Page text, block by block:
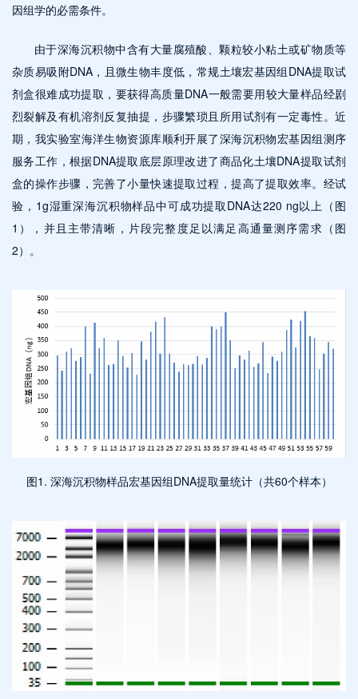
因组学的必需条件。
由于深海沉积物中含有大量腐殖酸、颗粒较小粘土或矿物质等
杂质易吸附DNA，且微生物丰度低，常规土壤宏基因组DNA提取试
剂盒很难成功提取，要获得高质量DNA一般需要用较大量样品经剧
烈裂解及有机溶剂反复抽提，步骤繁琐且所用试剂有一定毒性。近
期，我实验室海洋生物资源库顺利开展了深海沉积物宏基因组测序
服务工作，根据DNA提取底层原理改进了商品化土壤DNA提取试剂
盒的操作步骤，完善了小量快速提取过程，提高了提取效率。经试
验，1g湿重深海沉积物样品中可成功提取DNA达220 ng以上（图
1），并且主带清晰，片段完整度足以满足高通量测序需求（图
2）。
图1. 深海沉积物样品宏基因组DNA提取量统计（共60个样本）